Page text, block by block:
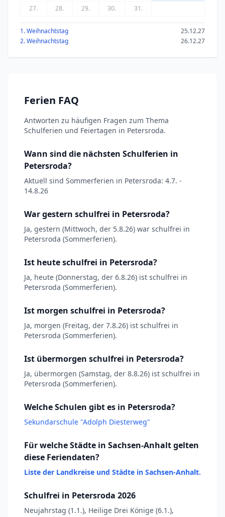
27.
28. 29. 30. 31.
1. Weihnachtstag
25.12.27
2. Weihnachtstag
26.12.27
Ferien FAQ
Antworten zu häufigen Fragen zum Thema
Schulferien und Feiertagen in Petersroda.
Wann sind die nächsten Schulferien in
Petersroda?
Aktuell sind Sommerferien in Petersroda: 4.7. -
14.8.26
War gestern schulfrei in Petersroda?
Ja, gestern (Mittwoch, der 5.8.26) war schulfrei in
Petersroda (Sommerferien).
Ist heute schulfrei in Petersroda?
Ja, heute (Donnerstag, der 6.8.26) ist schulfrei in
Petersroda (Sommerferien).
Ist morgen schulfrei in Petersroda?
Ja, morgen (Freitag, der 7.8.26) ist schulfrei in
Petersroda (Sommerferien).
Ist übermorgen schulfrei in Petersroda?
Ja, übermorgen (Samstag, der 8.8.26) ist schulfrei in
Petersroda (Sommerferien).
Welche Schulen gibt es in Petersroda?
Sekundarschule "Adolph Diesterweg"
Für welche Städte in Sachsen-Anhalt gelten
diese Feriendaten?
Liste der Landkreise und Städte in Sachsen-Anhalt.
Schulfrei in Petersroda 2026
Neujahrstag (1.1.), Heilige Drei Könige (6.1.),